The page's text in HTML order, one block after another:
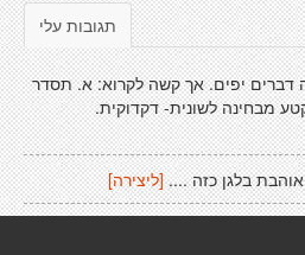
תגובות עלי
דברים יפים. אך קשה לקרוא: א. תסדר
מבחינה לשונית- דקדוקית.
בלגן כזה .... [ליצירה]